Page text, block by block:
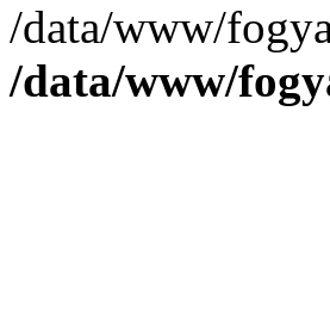
/data/www/
/data/www/